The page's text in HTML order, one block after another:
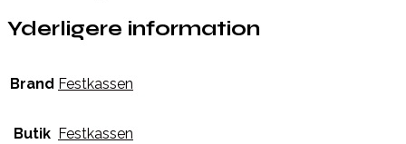
Yderligere information
Brand Festkassen
Butik Festkassen